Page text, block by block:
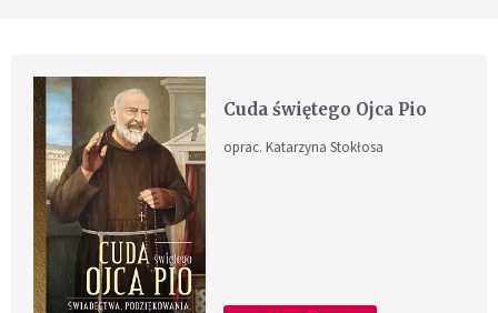
Cuda świętego Ojca Pio
oprac. Katarzyna Stokłosa